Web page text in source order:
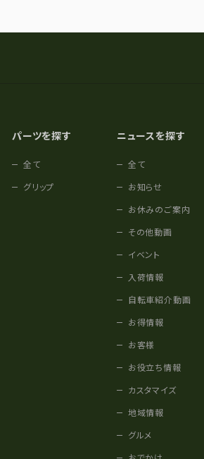
パーツを探す
全て
グリップ
ニュースを探す
全て
お知らせ
お休みのご案内
その他動画
イベント
入荷情報
自転車紹介動画
お得情報
お客様
お役立ち情報
カスタマイズ
地域情報
グルメ